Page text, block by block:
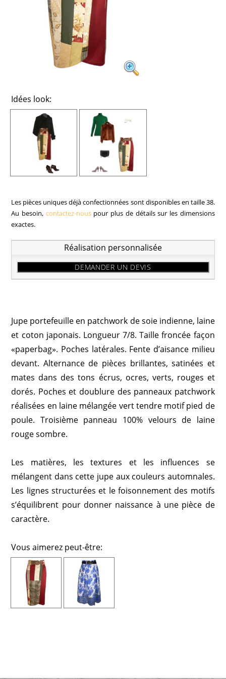
Idées look:
Les pièces uniques déjà confectionnées sont disponibles en taille 38.
Au besoin, contactez-nouspour plus de détails sur les dimensions
exactes.
Réalisation personnalisée
DEMANDER UN DEVIS
Jupe portefeuille en patchwork de soie indienne, laine
et coton japonais. Longueur 7/8. Taille froncée façon
«paperbag». Poches latérales. Fente d’aisance milieu
devant. Alternance de pièces brillantes, satinées et
mates dans des tons écrus, ocres, verts, rouges et
dorés. Poches et doublure des panneaux patchwork
réalisées en laine mélangée vert tendre motif pied de
poule. Troisième panneau 100% velours de laine
rouge sombre.
Les matières, les textures et les influences se
mélangent dans cette jupe aux couleurs automnales.
Les lignes structurées et le foisonnement des motifs
s’équilibrent pour donner naissance à une pièce de
caractère.
Vous aimerez peut-être: